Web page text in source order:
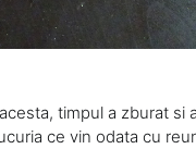
timpul a zburat si
ce vin odata cu